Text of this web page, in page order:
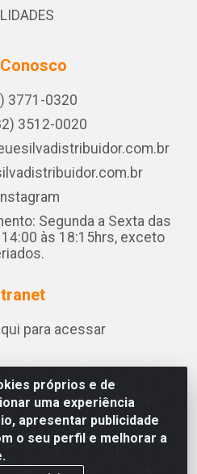
próprios e de
uma experiência
apresentar publicidade
o seu perfil e melhorar a
3771-0320
3512-0020
Instagram
Segunda a Sexta das
às 18:15hrs, exceto
para acessar
de Souza Leite, 265 - Ariado,
AL - CEP 57.442-000 - CNPJ
0001-06